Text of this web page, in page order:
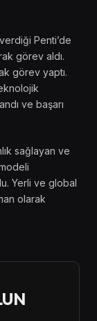
Penti’de
görev aldı.
görev yaptı.
ve başarı
sağlayan ve
Yerli ve global
olarak